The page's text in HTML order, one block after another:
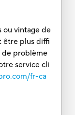
ou vintage de
être plus diffi
de problème
service cli
fr-ca